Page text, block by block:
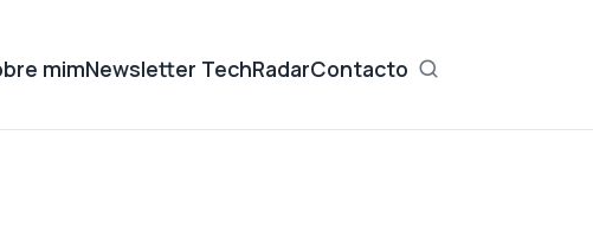
mimNewsletter TechRadarContacto